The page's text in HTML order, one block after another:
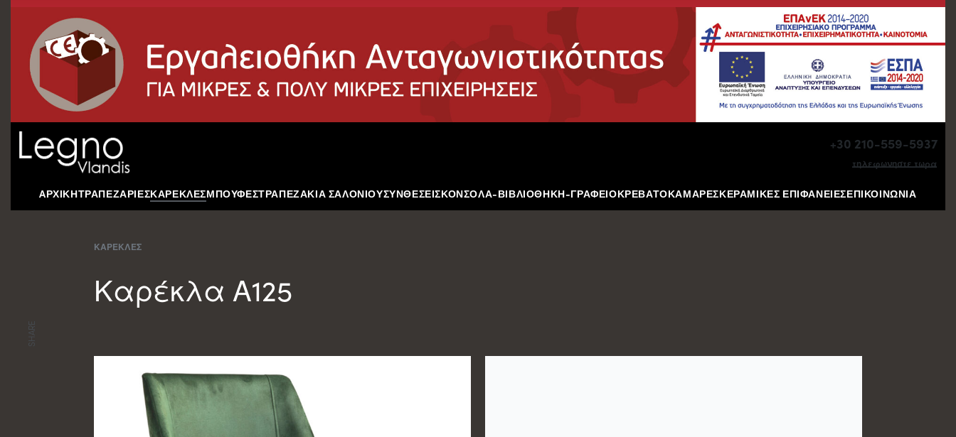
+30 210-559-5937
τηλεφωνηστε τωρα
AΡΧΙΚΗΤΡΑΠΕΖΑΡΙΕΣΚΑΡΕΚΛΕΣΜΠΟΥΦΕΣΤΡΑΠΕΖΑΚΙΑ ΣΑΛΟΝΙΟΥΣΥΝΘΕΣΕΙΣΚΟΝΣΟΛΑ-ΒΙΒΛΙΟΘΗΚΗ-ΓΡΑΦΕΙΟΚΡΕΒΑΤΟΚΑΜΑΡΕΣΚΕΡΑΜΙΚΕΣ ΕΠΙΦΑΝΕΙΕΣΕΠΙΚΟΙΝΩΝΙΑ
ΚΑΡΕΚΛΕΣ
Καρέκλα Α125
SHARE